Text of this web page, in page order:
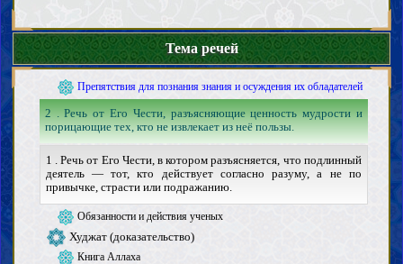
Тема речей
Разум
Знание
Смысл знания и необходимость ее приобретения
Препятствия для познания знания и осуждения их обладателей
2 . Речь от Его Чести, разъясняющие ценность мудрости и
порицающие тех, кто не извлекает из неё пользы.
1 . Речь от Его Чести, в котором разъясняется, что подлинный
деятель — тот, кто действует согласно разуму, а не по
привычке, страсти или подражанию.
Обязанности и действия ученых
Худжат (доказательство)
Книга Аллаха